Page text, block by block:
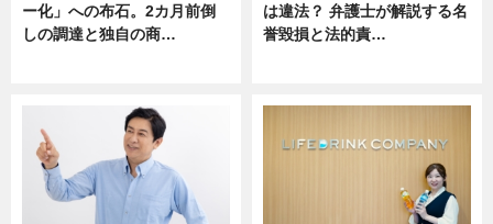
ー化」への布石。2カ月前倒
しの調達と独自の商…
は違法？ 弁護士が解説する名
誉毀損と法的責…